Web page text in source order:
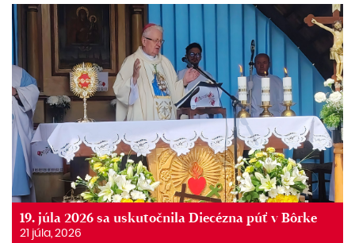
19. júla 2026 sa uskutočnila Diecézna púť v Bôrke
21 júla, 2026